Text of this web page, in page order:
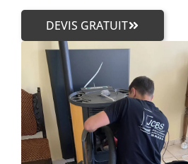
DEVIS GRATUIT